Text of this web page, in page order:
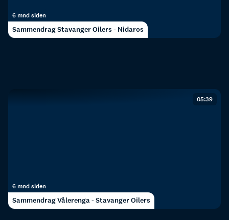
6 mnd siden
Sammendrag Stavanger Oilers - Nidaros
05:39
6 mnd siden
Sammendrag Vålerenga - Stavanger Oilers